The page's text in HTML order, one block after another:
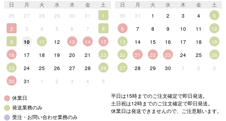
日 月 火 水 木 金
土
26
27 28 29 30 31
1
2
3 4 5 6 7
8
9
10 11 12 13 14
15
16
17 18 19 20 21
22
23
24 25 26 27 28
29
30
31 1 2 3 4 5
日 月 火 水 木 金
土
30
31 1 2 3 4
5
6
7 8 9 10 11
12
13
14 15 16 17 18
19
20
21 22 23 24 25
26
27
28 29 30 1 2 3
休業日
発送業務のみ
受注・お問い合わせ業務のみ
平日は15時までのご注文確定で即日発送。
土日祝は12時までのご注文確定で即日発送。
休業日は発送できませんので、ご注意願います。